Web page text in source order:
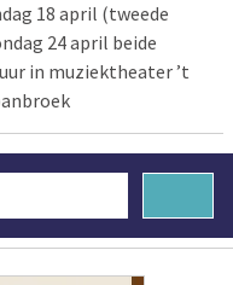
18 april (tweede
24 april beide
in muziektheater ’t